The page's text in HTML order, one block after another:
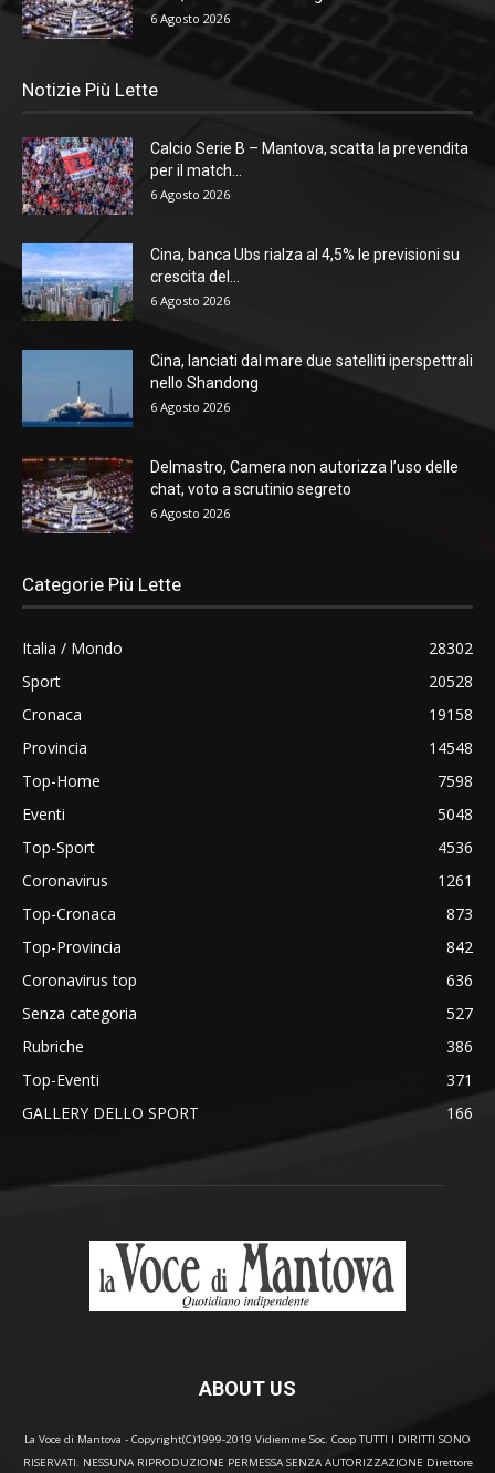
6 Agosto 2026
Notizie Più Lette
Calcio Serie B – Mantova, scatta la prevendita
per il match...
6 Agosto 2026
Cina, banca Ubs rialza al 4,5% le previsioni su
crescita del...
6 Agosto 2026
Cina, lanciati dal mare due satelliti iperspettrali
nello Shandong
6 Agosto 2026
Delmastro, Camera non autorizza l’uso delle
chat, voto a scrutinio segreto
6 Agosto 2026
Categorie Più Lette
Italia / Mondo
28302
Sport
20528
Cronaca
19158
Provincia
14548
Top-Home
7598
Eventi
5048
Top-Sport
4536
Coronavirus
1261
Top-Cronaca
873
Top-Provincia
842
Coronavirus top
636
Senza categoria
527
Rubriche
386
Top-Eventi
371
GALLERY DELLO SPORT
166
ABOUT US
La Voce di Mantova - Copyright(C)1999-2019 Vidiemme Soc. Coop TUTTI I DIRITTI SONO
RISERVATI. NESSUNA RIPRODUZIONE PERMESSA SENZA AUTORIZZAZIONE Direttore